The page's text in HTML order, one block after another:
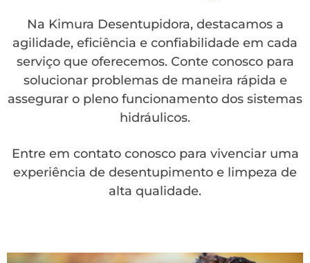
Na Kimura Desentupidora, destacamos a
agilidade, eficiência e confiabilidade em cada
serviço que oferecemos. Conte conosco para
solucionar problemas de maneira rápida e
assegurar o pleno funcionamento dos sistemas
hidráulicos.
Entre em contato conosco para vivenciar uma
experiência de desentupimento e limpeza de
alta qualidade.